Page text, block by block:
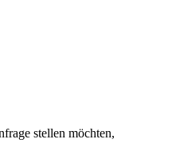
stellen möchten,